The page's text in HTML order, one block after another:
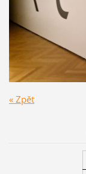
« Zpět